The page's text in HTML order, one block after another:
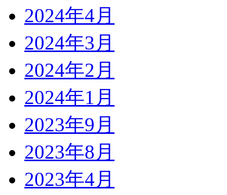
2024年4月
2024年3月
2024年2月
2024年1月
2023年9月
2023年8月
2023年4月